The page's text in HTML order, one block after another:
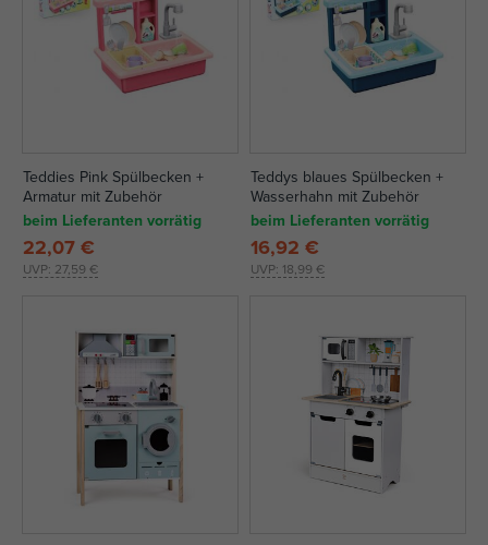
Teddies Pink Spülbecken +
Armatur mit Zubehör
beim Lieferanten vorrätig
UVP: 27,59 €
22,07 €
Teddys blaues Spülbecken +
Wasserhahn mit Zubehör
beim Lieferanten vorrätig
UVP: 18,99 €
16,92 €